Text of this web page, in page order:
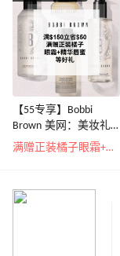
【55专享】Bobbi
Brown 美网：美妆礼
遇！满$150立省$50
满赠正装橘子眼霜+精华唇蜜等好礼